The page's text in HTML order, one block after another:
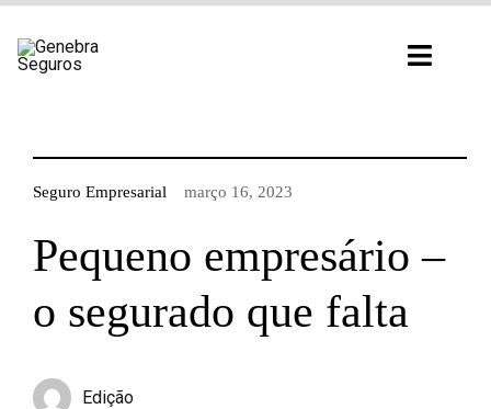
para
Seguro Empresarial março 16, 2023
Pequeno empresário –
o segurado que falta
Edição